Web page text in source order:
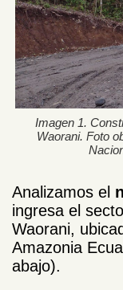
Imagen 1.
Waorani. Foto
Analizamos el
ingresa el
Waorani,
Amazonia
abajo).